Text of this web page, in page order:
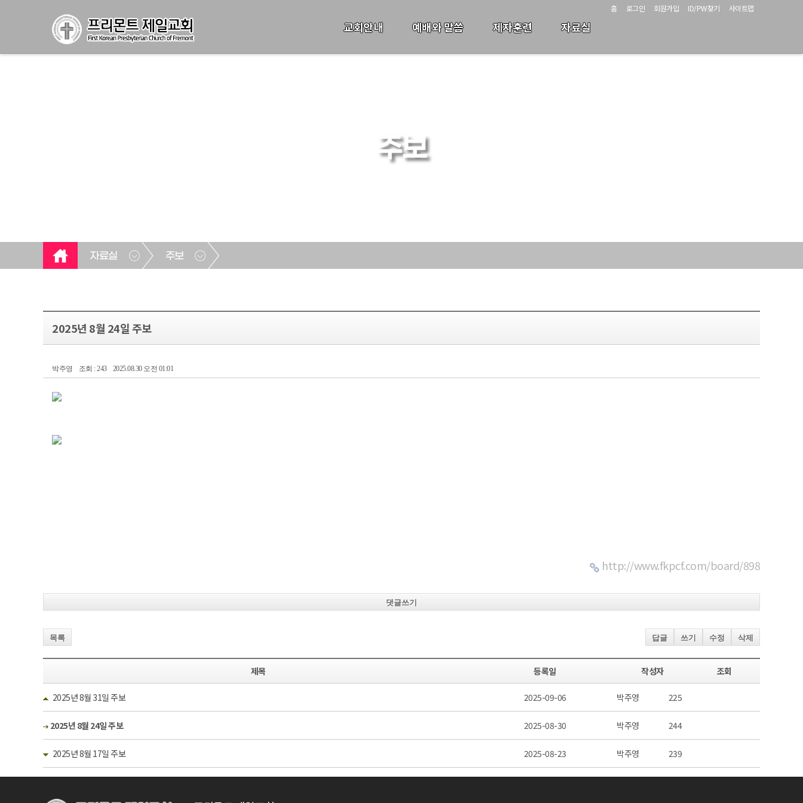
교회안내 예배와 말씀 제자훈련 자료실
홈 로그인 회원가입 ID/PW찾기 사이트맵
주보
자료실 주보
2025년 8월 24일 주보
박주영 조회 : 243 2025.08.30 오전 01:01
http://www.fkpcf.com/board/898
댓글쓰기
목록 답글 쓰기 수정 삭제
제목 등록일 작성자 조회
2025년 8월 31일 주보 2025-09-06 박주영 225
2025년 8월 24일 주보 2025-08-30 박주영 244
2025년 8월 17일 주보 2025-08-23 박주영 239